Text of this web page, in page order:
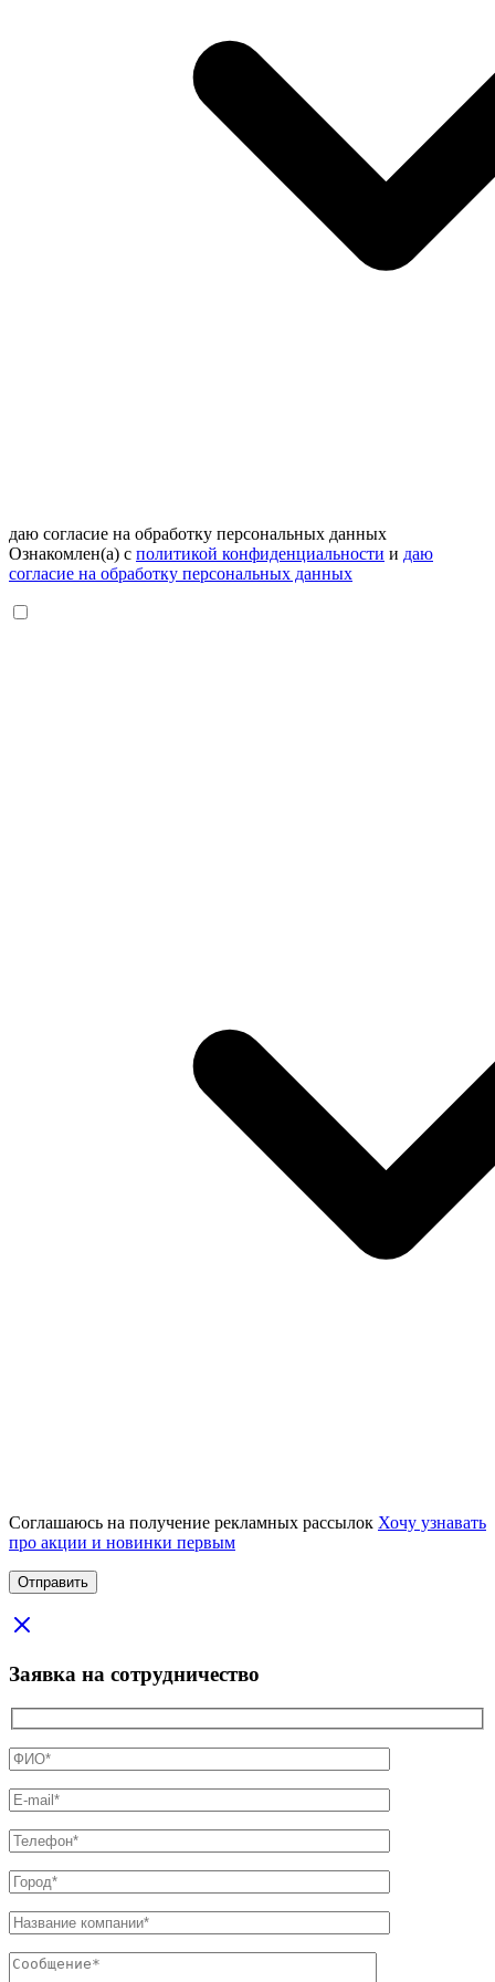
даю согласие на обработку персональных данных
Ознакомлен(а) с политикой конфиденциальности и даю
согласие на обработку персональных данных
Соглашаюсь на получение рекламных рассылок Хочу узнавать
про акции и новинки первым
Заявка на сотрудничество